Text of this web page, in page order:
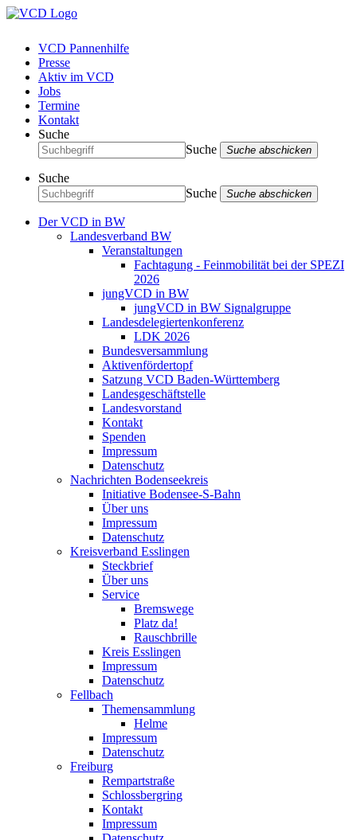
VCD Pannenhilfe
Presse
Aktiv im VCD
Jobs
Termine
Kontakt
Suche
Suche
Suche abschicken
Suche
Suche
Suche abschicken
Der VCD in BW
Landesverband BW
Veranstaltungen
Fachtagung - Feinmobilität bei der SPEZI
2026
jungVCD in BW
jungVCD in BW Signalgruppe
Landesdelegiertenkonferenz
LDK 2026
Bundesversammlung
Aktivenfördertopf
Satzung VCD Baden-Württemberg
Landesgeschäftstelle
Landesvorstand
Kontakt
Spenden
Impressum
Datenschutz
Nachrichten Bodenseekreis
Initiative Bodensee-S-Bahn
Über uns
Impressum
Datenschutz
Kreisverband Esslingen
Steckbrief
Über uns
Service
Bremswege
Platz da!
Rauschbrille
Kreis Esslingen
Impressum
Datenschutz
Fellbach
Themensammlung
Helme
Impressum
Datenschutz
Freiburg
Rempartstraße
Schlossbergring
Kontakt
Impressum